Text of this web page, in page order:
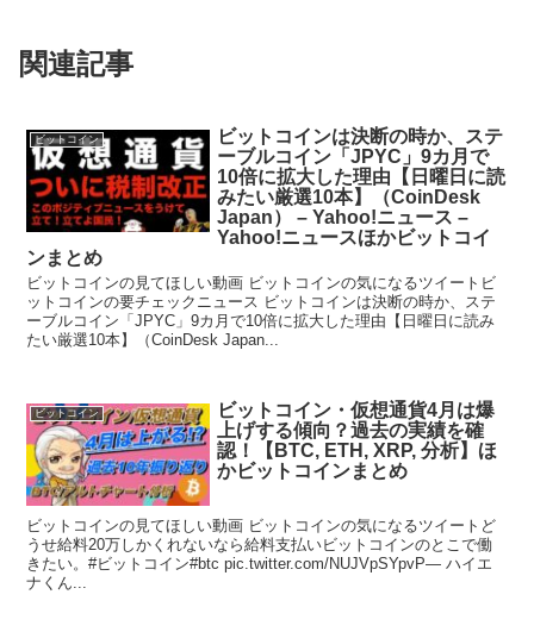
関連記事
ビットコイン
ビットコインは決断の時か、ステ
ーブルコイン「JPYC」9カ月で
10倍に拡大した理由【日曜日に読
みたい厳選10本】（CoinDesk
Japan） – Yahoo!ニュース –
Yahoo!ニュースほかビットコイ
ンまとめ
ビットコインの見てほしい動画 ビットコインの気になるツイートビ
ットコインの要チェックニュース ビットコインは決断の時か、ステ
ーブルコイン「JPYC」9カ月で10倍に拡大した理由【日曜日に読み
たい厳選10本】（CoinDesk Japan...
ビットコイン
ビットコイン・仮想通貨4月は爆
上げする傾向？過去の実績を確
認！【BTC, ETH, XRP, 分析】ほ
かビットコインまとめ
ビットコインの見てほしい動画 ビットコインの気になるツイートど
うせ給料20万しかくれないなら給料支払いビットコインのとこで働
きたい。#ビットコイン#btc pic.twitter.com/NUJVpSYpvP— ハイエ
ナくん...